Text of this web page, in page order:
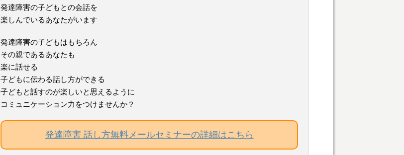
発達障害の子どもとの会話を
楽しんでいるあなたがいます
発達障害の子どもはもちろん
その親であるあなたも
楽に話せる
子どもに伝わる話し方ができる
子どもと話すのが楽しいと思えるように
コミュニケーション力をつけませんか？
発達障害 話し方無料メールセミナーの詳細はこちら